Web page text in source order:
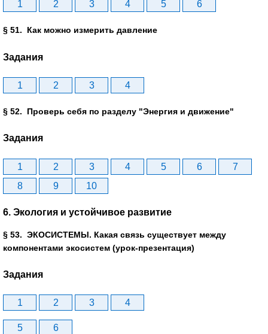
1 2 3 4 5 6
§ 51. Как можно измерить давление
Задания
1 2 3 4
§ 52. Проверь себя по разделу "Энергия и движение"
Задания
1 2 3 4 5 6
7
8
9 10
6. Экология и устойчивое развитие
§ 53. ЭКОСИСТЕМЫ. Какая связь существует между
компонентами экосистем (урок-презентация)
Задания
1 2 3 4
5 6